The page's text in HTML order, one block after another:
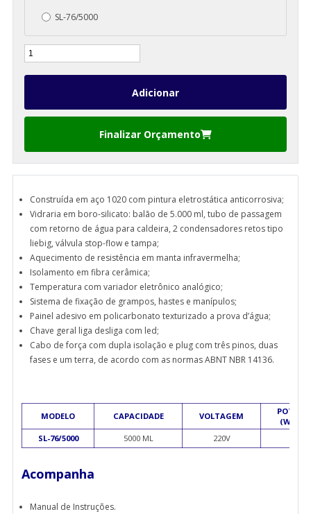
SL-76/5000
Finalizar Orçamento
Construída em aço 1020 com pintura eletrostática anticorrosiva;
Vidraria em boro-silicato: balão de 5.000 ml, tubo de passagem
com retorno de água para caldeira, 2 condensadores retos tipo
liebig, válvula stop-flow e tampa;
Aquecimento de resistência em manta infravermelha;
Isolamento em fibra cerâmica;
Temperatura com variador eletrônico analógico;
Sistema de fixação de grampos, hastes e manípulos;
Painel adesivo em policarbonato texturizado a prova d’água;
Chave geral liga desliga com led;
Cabo de força com dupla isolação e plug com três pinos, duas
fases e um terra, de acordo com as normas ABNT NBR 14136.
MODELO CAPACIDADE VOLTAGEM
SL-76/5000
5000 ML 220V
Acompanha
Manual de Instruções.